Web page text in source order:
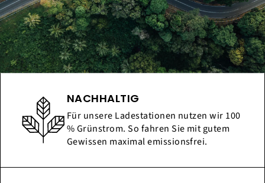
NACHHALTIG
Für unsere Ladestationen nutzen wir 100
% Grünstrom. So fahren Sie mit gutem
Gewissen maximal emissionsfrei.